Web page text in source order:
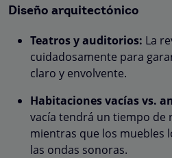
Diseño arquitectónico
Teatros y auditorios: La
cuidadosamente para
claro y envolvente.
Habitaciones vacías vs.
vacía tendrá un tiempo de
mientras que los muebles
las ondas sonoras.